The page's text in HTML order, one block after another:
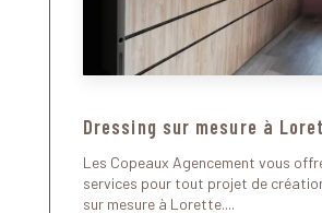
Dressing sur mesure à
Les Copeaux Agencement vous
services pour tout projet de
sur mesure à Lorette....